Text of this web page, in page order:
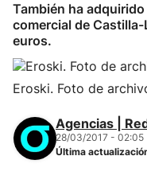
También ha
comercial de
euros.
Eroski. Foto de
Agencias |
28/03/2017 - 02:05
Última